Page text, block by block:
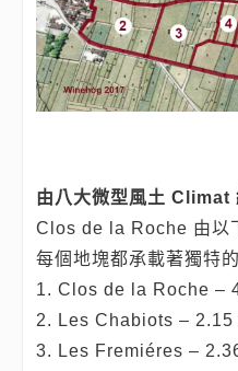
由八大微型風土 Climat
Clos de la Roche 由以
每個地塊都承載著獨特
1. Clos de la Roche –
2. Les Chabiots – 2.15
3. Les Fremiéres –